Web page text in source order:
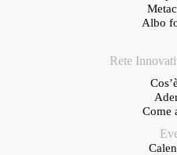
Albo
Rete
Come